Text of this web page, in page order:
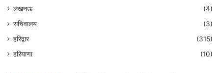
लखनऊ
(4)
सचिवालय
(3)
हरिद्वार
(315)
हरियाणा
(10)